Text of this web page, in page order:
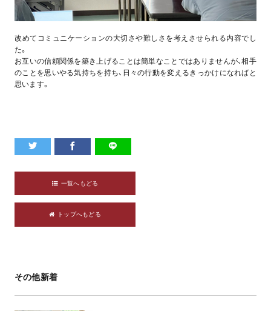
改めてコミュニケーションの大切さや難しさを考えさせられる内容でし
た。
お互いの信頼関係を築き上げることは簡単なことではありませんが、相手
のことを思いやる気持ちを持ち、日々の行動を変えるきっかけになればと
思います。
一覧へもどる
トップへもどる
その他新着